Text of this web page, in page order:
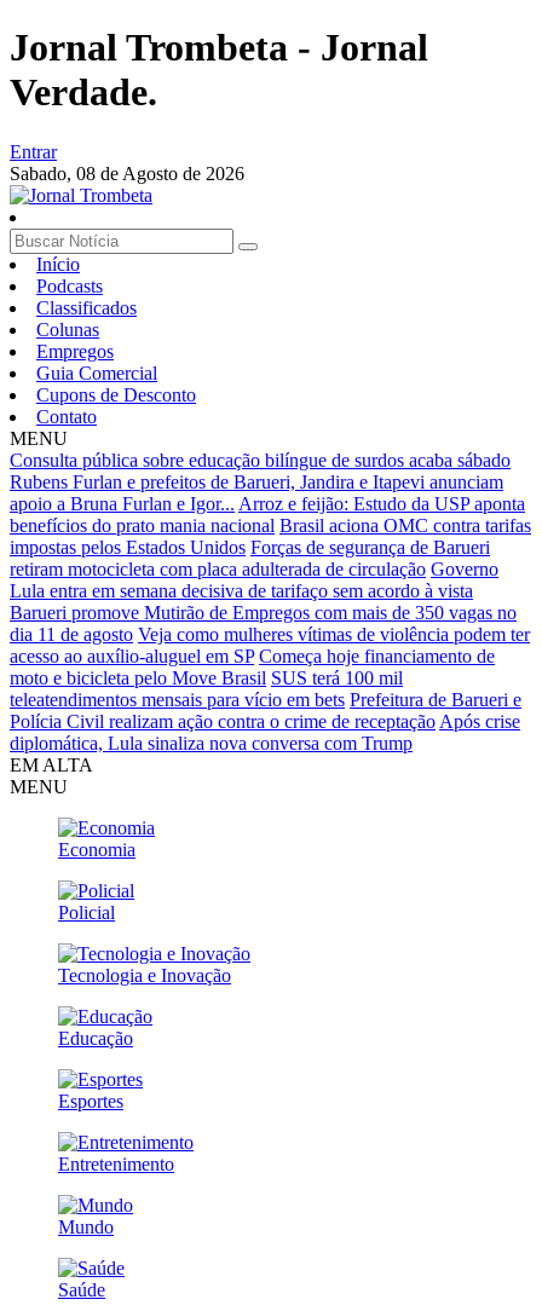
Jornal Trombeta - Jornal
Verdade.
Entrar
Sabado, 08 de Agosto de 2026
Início
Podcasts
Classificados
Colunas
Empregos
Guia Comercial
Cupons de Desconto
Contato
MENU
Consulta pública sobre educação bilíngue de surdos acaba sábado
Rubens Furlan e prefeitos de Barueri, Jandira e Itapevi anunciam
apoio a Bruna Furlan e Igor... Arroz e feijão: Estudo da USP aponta
benefícios do prato mania nacional Brasil aciona OMC contra tarifas
impostas pelos Estados Unidos Forças de segurança de Barueri
retiram motocicleta com placa adulterada de circulação Governo
Lula entra em semana decisiva de tarifaço sem acordo à vista
Barueri promove Mutirão de Empregos com mais de 350 vagas no
dia 11 de agosto Veja como mulheres vítimas de violência podem ter
acesso ao auxílio-aluguel em SP Começa hoje financiamento de
moto e bicicleta pelo Move Brasil SUS terá 100 mil
teleatendimentos mensais para vício em bets Prefeitura de Barueri e
Polícia Civil realizam ação contra o crime de receptação Após crise
diplomática, Lula sinaliza nova conversa com Trump
EM ALTA
MENU
Economia
Policial
Tecnologia e Inovação
Educação
Esportes
Entretenimento
Mundo
Saúde